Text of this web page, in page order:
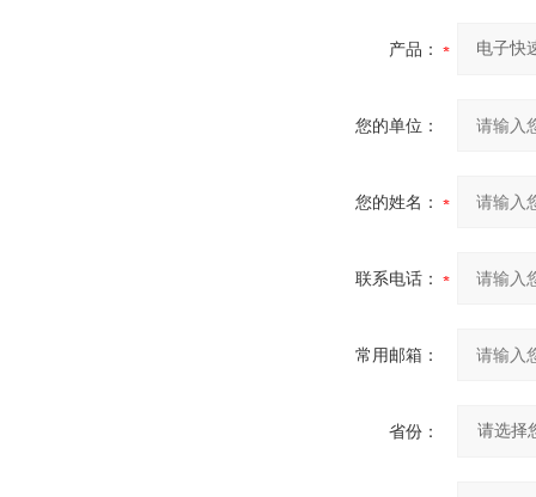
产品：
您的单位：
您的姓名：
联系电话：
常用邮箱：
省份：